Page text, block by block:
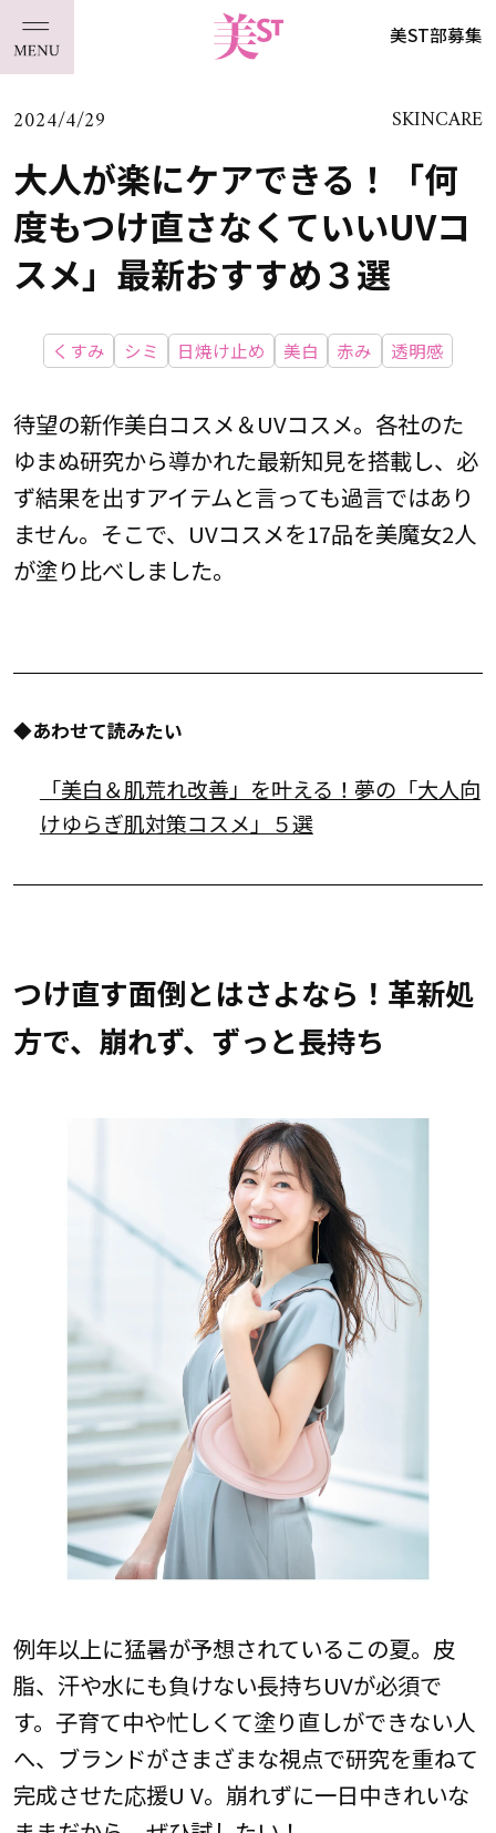
美ST部募集
2024/4/29 SKINCARE
大人が楽にケアできる！「何
度もつけ直さなくていいUVコ
スメ」最新おすすめ３選
くすみ シミ 日焼け止め 美白 赤み 透明感
待望の新作美白コスメ＆UVコスメ。各社のた
ゆまぬ研究から導かれた最新知見を搭載し、必
ず結果を出すアイテムと言っても過言ではあり
ません。そこで、UVコスメを17品を美魔女2人
が塗り比べしました。
◆あわせて読みたい
「美白＆肌荒れ改善」を叶える！夢の「大人向
けゆらぎ肌対策コスメ」５選
つけ直す面倒とはさよなら！革新処
方で、崩れず、ずっと長持ち
例年以上に猛暑が予想されているこの夏。皮
脂、汗や水にも負けない長持ちUVが必須で
す。子育て中や忙しくて塗り直しができない人
へ、ブランドがさまざまな視点で研究を重ねて
完成させた応援U V。崩れずに一日中きれいな